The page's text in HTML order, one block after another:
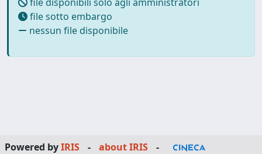
file sotto embargo
nessun file disponibile
Powered byIRIS - about IRIS -